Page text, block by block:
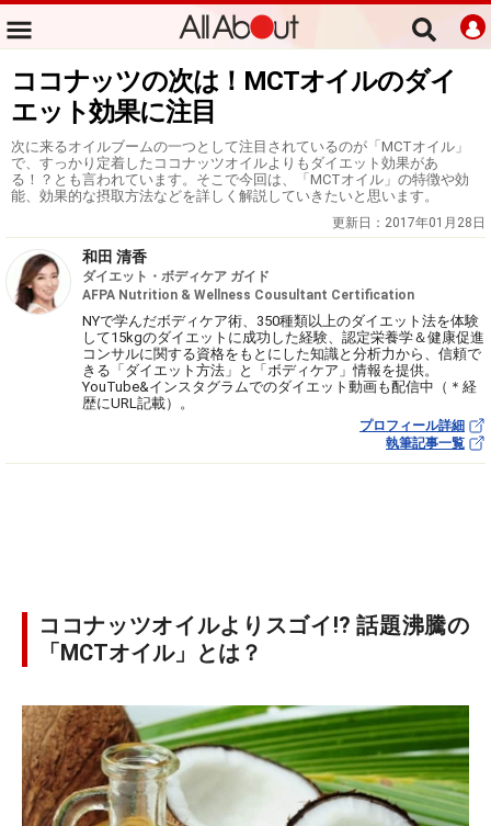
ココナッツの次は！MCTオイルのダイ
エット効果に注目
次に来るオイルブームの一つとして注目されているのが「MCTオイル」
で、すっかり定着したココナッツオイルよりもダイエット効果があ
る！？とも言われています。そこで今回は、「MCTオイル」の特徴や効
能、効果的な摂取方法などを詳しく解説していきたいと思います。
更新日： 2017年01月28日
和田 清香
ダイエット・ボディケア ガイド
AFPA Nutrition & Wellness Cousultant Certification
NYで学んだボディケア術、350種類以上のダイエット法を体験
して15kgのダイエットに成功した経験、認定栄養学＆健康促進
コンサルに関する資格をもとにした知識と分析力から、信頼で
きる「ダイエット方法」と「ボディケア」情報を提供。
YouTube&インスタグラムでのダイエット動画も配信中（＊経
歴にURL記載）。
プロフィール詳細
執筆記事一覧
ココナッツオイルよりスゴイ!? 話題沸騰の
「MCTオイル」とは？